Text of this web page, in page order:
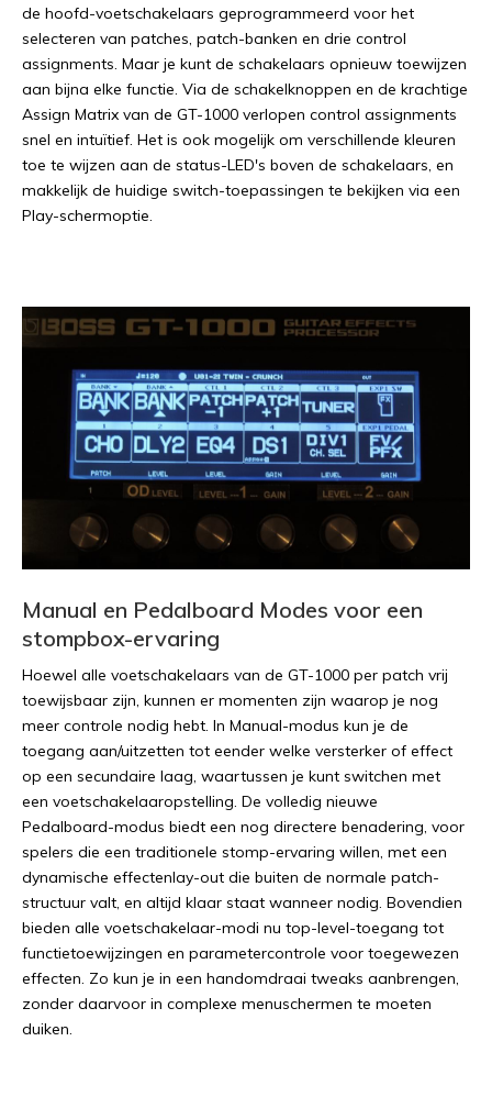
de hoofd-voetschakelaars geprogrammeerd voor het
selecteren van patches, patch-banken en drie control
assignments. Maar je kunt de schakelaars opnieuw toewijzen
aan bijna elke functie. Via de schakelknoppen en de krachtige
Assign Matrix van de GT-1000 verlopen control assignments
snel en intuïtief. Het is ook mogelijk om verschillende kleuren
toe te wijzen aan de status-LED's boven de schakelaars, en
makkelijk de huidige switch-toepassingen te bekijken via een
Play-schermoptie.
Manual en Pedalboard Modes voor een
stompbox-ervaring
Hoewel alle voetschakelaars van de GT-1000 per patch vrij
toewijsbaar zijn, kunnen er momenten zijn waarop je nog
meer controle nodig hebt. In Manual-modus kun je de
toegang aan/uitzetten tot eender welke versterker of effect
op een secundaire laag, waartussen je kunt switchen met
een voetschakelaaropstelling. De volledig nieuwe
Pedalboard-modus biedt een nog directere benadering, voor
spelers die een traditionele stomp-ervaring willen, met een
dynamische effectenlay-out die buiten de normale patch-
structuur valt, en altijd klaar staat wanneer nodig. Bovendien
bieden alle voetschakelaar-modi nu top-level-toegang tot
functietoewijzingen en parametercontrole voor toegewezen
effecten. Zo kun je in een handomdraai tweaks aanbrengen,
zonder daarvoor in complexe menuschermen te moeten
duiken.